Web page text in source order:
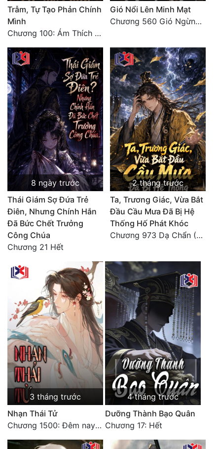
Quân Sự
Sảng Văn
Sắc
Sủng
Thanh Xuân
Tiên Hiệp
Tiểu Thuyết
Trinh Thám
Triều Đấu
Trùng Sinh
Trọng Sinh
Tu Chân
Tu Tiên
Tội Phạm
Võ Hiệp
Võng Du
Xuyên Không
Xuyên Nhanh
Xuyên Sách
Xuyên Thư
Điền Văn
Trẫm, Tự Tạo Phản Chính
Mình
Chương 100: Ám Thích Trên Vân Sơn
Gió Nổi Lên Minh Mạt
Chương 560 Gió Ngừng (Kết Cục)
8 ngày trước
Thái Giám Sợ Đứa Trẻ
Điên, Nhưng Chính Hắn
Đã Bức Chết Trưởng
Công Chúa
Chương 21 Hết
2 tháng trước
Ta, Trương Giác, Vừa Bắt
Đầu Cầu Mưa Đã Bị Hệ
Thống Hố Phát Khóc
Chương 973 Dạ Chẩn (2/2)
3 tháng trước
Nhạn Thái Tử
Chương 1500: Đêm nay tận hưởng vui thích [HẾT]
4 tháng trước
Dưỡng Thành Bạo Quân
Chương 17: Hết